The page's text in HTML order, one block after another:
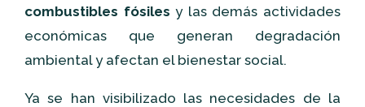
combustibles fósiles y las demás actividades
económicas que generan degradación
ambiental y afectan el bienestar social.
Ya se han visibilizado las necesidades de la